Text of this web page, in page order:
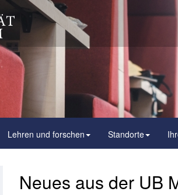
Lehren und forschen Standorte
Neues aus der UB